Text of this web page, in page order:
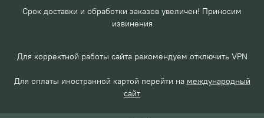
Срок доставки и обработки заказов увеличен! Приносим
извинения
Для корректной работы сайта рекомендуем отключить VPN
Для оплаты иностранной картой перейти на международный
сайт